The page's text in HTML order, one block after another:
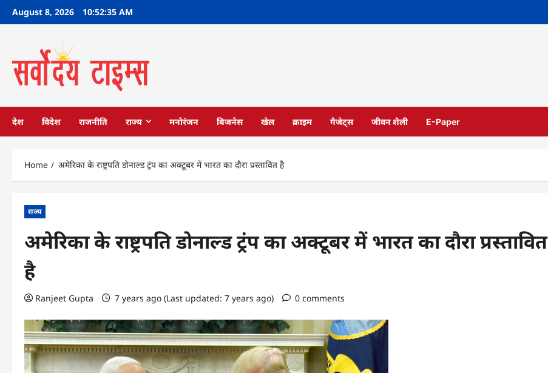
SkipAugust 8, 2026 10:52:35 AM
देश विदेश राजनीति राज्य मनोरंजन बिजनेस खेल क्राइम गैजेट्स जीवन शैली E-Paper
Home अमेरिका के राष्ट्रपति डोनाल्ड ट्रंप का अक्टूबर में भारत का दौरा प्रस्तावित है
राज्य
अमेरिका के राष्ट्रपति डोनाल्ड ट्रंप का अक्टूबर में भारत का दौरा प्रस्तावित
है
Ranjeet Gupta 7 years ago (Last updated: 7 years ago) 0 comments